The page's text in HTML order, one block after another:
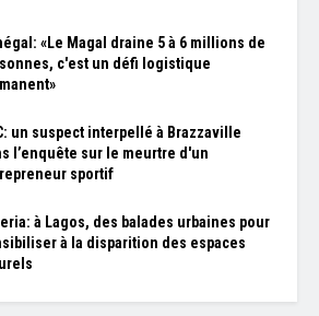
«Le Magal draine 5 à 6 millions de
c'est un défi logistique
un suspect interpellé à Brazzaville
l’enquête sur le meurtre d'un
sportif
à Lagos, des balades urbaines pour
à la disparition des espaces